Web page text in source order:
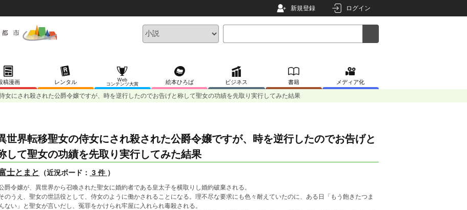
新規登録 ログイン
稿漫画 レンタル
Web
コンテンツ大賞
絵本ひろば ビジネス 書籍 メディア化
女にされ殺された公爵令嬢ですが、時を逆行したのでお告げと称して聖女の功績を先取り実行してみた結果
世界転移聖女の侍女にされ殺された公爵令嬢ですが、時を逆行したのでお告げと
して聖女の功績を先取り実行してみた結果
士とまと （近況ボード： 3 件 ）
爵令嬢が、異世界から召喚された聖女に婚約者である皇太子を横取りし婚約破棄される。
のうえ、聖女の世話役として、侍女のように働かされることになる。理不尽な要求にも色々耐えていたのに、ある日「もう飽きたつま
ない」と聖女が言いだし、冤罪をかけられ牢屋に入れられ毒殺される。